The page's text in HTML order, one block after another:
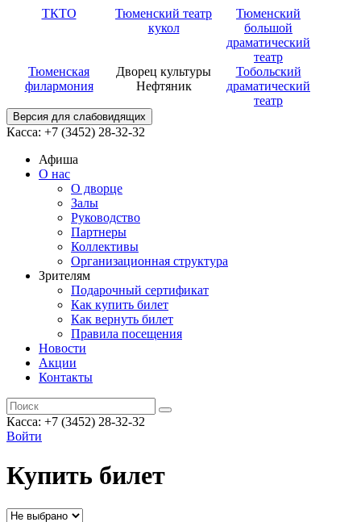
ТКТО
Тюменский театр
кукол
Тюменский
большой
драматический
театр
Тюменская
филармония
Дворец культуры
Нефтяник
Тобольский
драматический
театр
Версия для слабовидящих
Касса: +7 (3452) 28-32-32
Афиша
О нас
О дворце
Залы
Руководство
Партнеры
Коллективы
Организационная структура
Зрителям
Подарочный сертификат
Как купить билет
Как вернуть билет
Правила посещения
Новости
Акции
Контакты
Касса: +7 (3452) 28-32-32
Войти
Купить билет